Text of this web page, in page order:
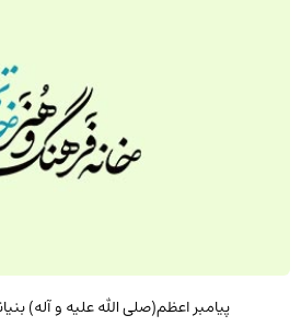
پيامبر اعظم(صلى الله عليه و آله)